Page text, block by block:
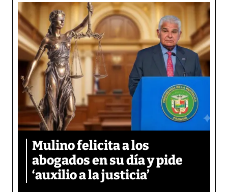
Mulino felicita a los
abogados en su día y pide
‘auxilio a la justicia’